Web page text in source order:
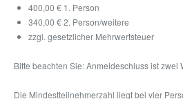
400,00 € 1. Person
340,00 € 2. Person/weitere
zzgl. gesetzlicher Mehrwertsteuer
Bitte beachten Sie: Anmeldeschluss ist
Die Mindestteilnehmerzahl liegt bei vier